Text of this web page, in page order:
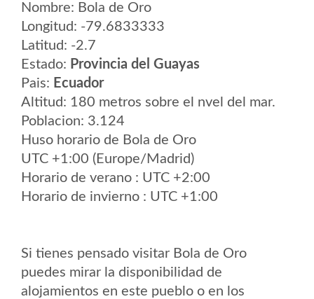
Nombre: Bola de Oro
Longitud: -79.6833333
Latitud: -2.7
Estado: Provincia del Guayas
Pais: Ecuador
Altitud: 180 metros sobre el nvel del mar.
Poblacion: 3.124
Huso horario de Bola de Oro
UTC +1:00 (Europe/Madrid)
Horario de verano : UTC +2:00
Horario de invierno : UTC +1:00
Si tienes pensado visitar Bola de Oro
puedes mirar la disponibilidad de
alojamientos en este pueblo o en los